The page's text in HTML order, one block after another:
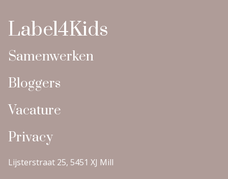
Label4Kids
Samenwerken
Bloggers
Vacature
Privacy
Lijsterstraat 25, 5451 XJ Mill